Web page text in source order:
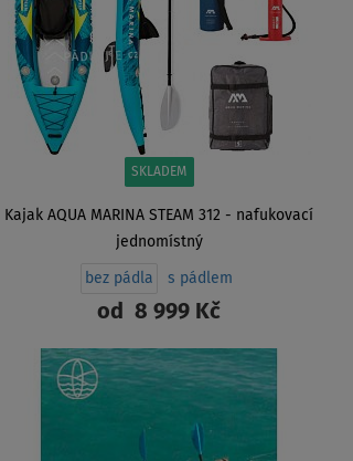
SKLADEM
Kajak AQUA MARINA STEAM 312 - nafukovací
jednomístný
bez pádla s pádlem
od 8 999 Kč
ZOBRAZIT